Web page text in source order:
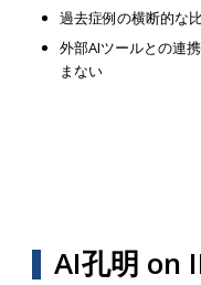
過去症例の横断的な
外部AIツールとの連
まない
AI孔明 on